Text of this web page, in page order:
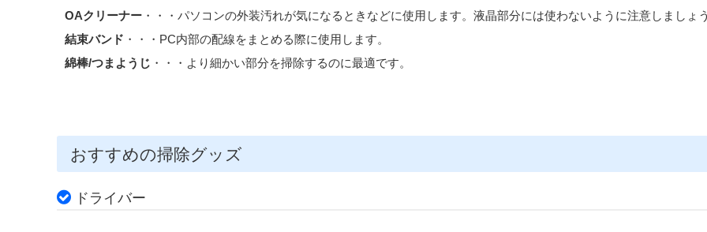
OAクリーナー ・・・パソコンの外装汚れが気になるときなどに使用します。液晶部分には使わないように注意しましょ
結束バンド ・・・PC内部の配線をまとめる際に使用します。
綿棒/つまようじ ・・・より細かい部分を掃除するのに最適です。
おすすめの掃除グッズ
ドライバー